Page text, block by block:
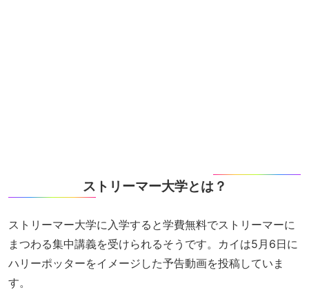
ストリーマー大学とは？
ストリーマー大学に入学すると学費無料でストリーマーに
まつわる集中講義を受けられるそうです。カイは5月6日に
ハリーポッターをイメージした予告動画を投稿していま
す。